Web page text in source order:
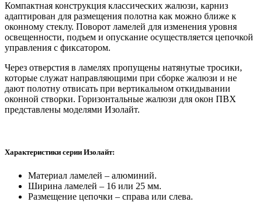
Компактная конструкция классических жалюзи, карниз
адаптирован для размещения полотна как можно ближе к
оконному стеклу. Поворот ламелей для изменения уровня
освещенности, подъем и опускание осуществляется цепочкой
управления с фиксатором.
Через отверстия в ламелях пропущены натянутые тросики,
которые служат направляющими при сборке жалюзи и не
дают полотну отвисать при вертикальном откидывании
оконной створки. Горизонтальные жалюзи для окон ПВХ
представлены моделями Изолайт.
Характеристики серии Изолайт:
Материал ламелей – алюминий.
Ширина ламелей – 16 или 25 мм.
Размещение цепочки – справа или слева.